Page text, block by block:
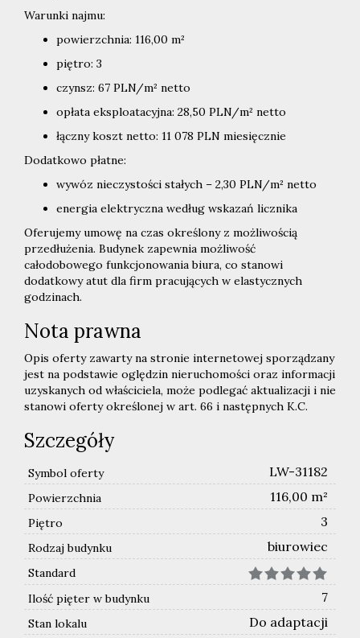
Warunki najmu:
powierzchnia: 116,00 m²
piętro: 3
czynsz: 67 PLN/m² netto
opłata eksploatacyjna: 28,50 PLN/m² netto
łączny koszt netto: 11 078 PLN miesięcznie
Dodatkowo płatne:
wywóz nieczystości stałych – 2,30 PLN/m² netto
energia elektryczna według wskazań licznika
Oferujemy umowę na czas określony z możliwością
przedłużenia. Budynek zapewnia możliwość
całodobowego funkcjonowania biura, co stanowi
dodatkowy atut dla firm pracujących w elastycznych
godzinach.
Nota prawna
Opis oferty zawarty na stronie internetowej sporządzany
jest na podstawie oględzin nieruchomości oraz informacji
uzyskanych od właściciela, może podlegać aktualizacji i nie
stanowi oferty określonej w art. 66 i następnych K.C.
Szczegóły
Symbol oferty LW-31182
Powierzchnia 116,00 m²
Piętro 3
Rodzaj budynku biurowiec
Standard
Ilość pięter w budynku
7
Stan lokalu Do adaptacji